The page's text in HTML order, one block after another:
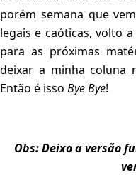
porém semana que
legais e caóticas, volto
para as próximas
deixar a minha coluna
Então é isso Bye Bye!
Obs: Deixo a versão